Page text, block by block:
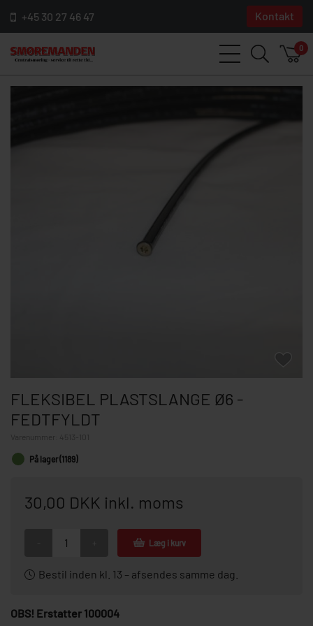
+45 30 27 46 47 Kontakt
0
FLEKSIBEL PLASTSLANGE Ø6 -
FEDTFYLDT
4513-101
På lager (1189)
30,00 DKK inkl. moms
Læg i kurv
Bestil inden kl. 13 – afsendes samme dag.
OBS! Erstatter 100004